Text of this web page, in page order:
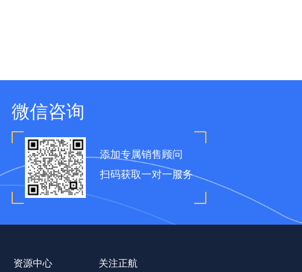
微信咨询
添加专属销售顾问
扫码获取一对一服务
资源中心 关注正航